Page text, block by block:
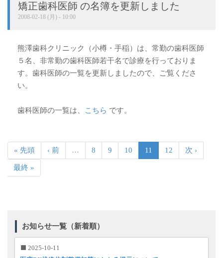
矯正歯科医師 の名簿を更新しました
2008-02-18 (月) - 10:00
熊澤歯科クリニック（小樽・手稲）は、常勤の歯科医師
５名、非常勤の歯科医師若干名で診療を行っておりま
す。歯科医師の一覧を更新しましたので、ご覧くださ
い。
歯科医師の一覧は、 こちら です。
« 先頭 ‹ 前 … 8 9 10 11 12 次 ›
最終 »
お知らせ一覧（新着順）
2025-10-11